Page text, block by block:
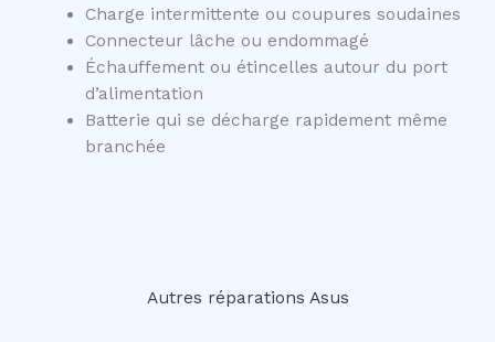
Charge intermittente ou coupures soudaines
Connecteur lâche ou endommagé
Échauffement ou étincelles autour du port
d’alimentation
Batterie qui se décharge rapidement même
branchée
Autres réparations Asus